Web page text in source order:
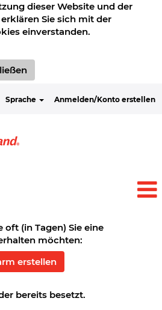
dieser Website und der
Sie sich mit der
einverstanden.
Sprache Anmelden/Konto erstellen
oft (in Tagen) Sie eine
möchten:
erstellen
bereits besetzt.